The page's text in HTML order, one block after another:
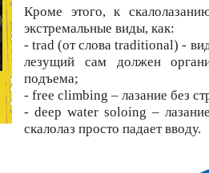
Кроме этого, к
экстремальные виды, как:
- trad (от слова traditional) -
лезущий сам должен
подъема;
- free climbing – лазание без
- deep water soloing –
скалолаз просто падает вводу.